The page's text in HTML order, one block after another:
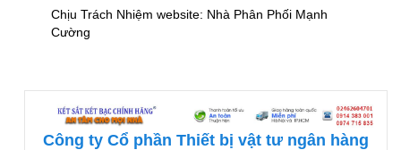
Chịu Trách Nhiệm website: Nhà Phân Phối Mạnh
Cường
Công ty Cổ phần Thiết bị vật tư ngân hàng